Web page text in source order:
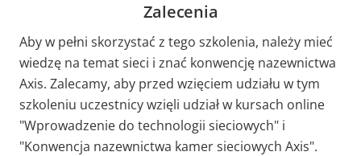
Zalecenia
Aby w pełni skorzystać z tego szkolenia, należy mieć
wiedzę na temat sieci i znać konwencję nazewnictwa
Axis. Zalecamy, aby przed wzięciem udziału w tym
szkoleniu uczestnicy wzięli udział w kursach online
"Wprowadzenie do technologii sieciowych" i
"Konwencja nazewnictwa kamer sieciowych Axis".